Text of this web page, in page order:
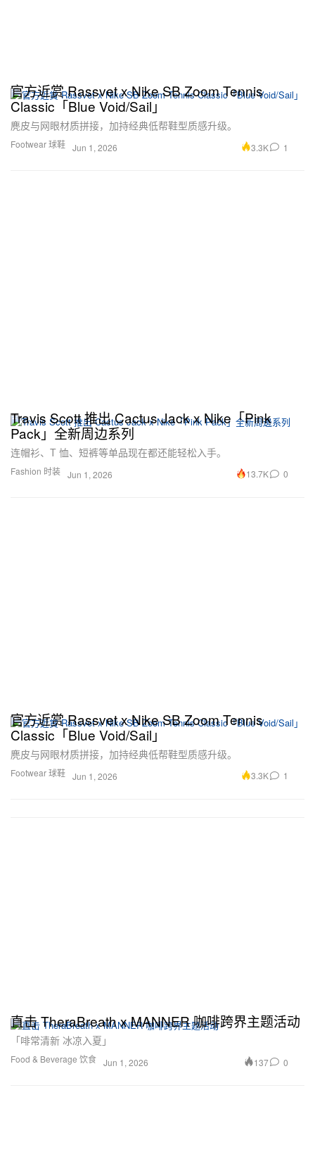
Footwear 球鞋
官方近赏 Rassvet x Nike SB Zoom Tennis
Classic「Blue Void/Sail」
麂皮与网眼材质拼接，加持经典低帮鞋型质感升级。
Jun 1, 2026 3.3K 1
Fashion 时装
Travis Scott 推出 Cactus Jack x Nike「Pink
Pack」全新周边系列
连帽衫、T 恤、短裤等单品现在都还能轻松入手。
Jun 1, 2026 13.7K 0
Footwear 球鞋
官方近赏 Rassvet x Nike SB Zoom Tennis
Classic「Blue Void/Sail」
麂皮与网眼材质拼接，加持经典低帮鞋型质感升级。
Jun 1, 2026 3.3K 1
Food & Beverage 饮食
直击 TheraBreath x MANNER 咖啡跨界主题活动
「啡常清新 冰凉入夏」
Jun 1, 2026 137 0